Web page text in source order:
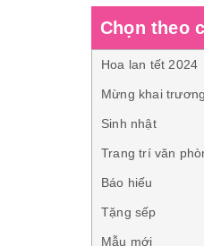
Chọn theo
Hoa lan tết 2024
Mừng khai trương
Sinh nhật
Trang trí văn
Báo hiếu
Tặng sếp
Mẫu mới